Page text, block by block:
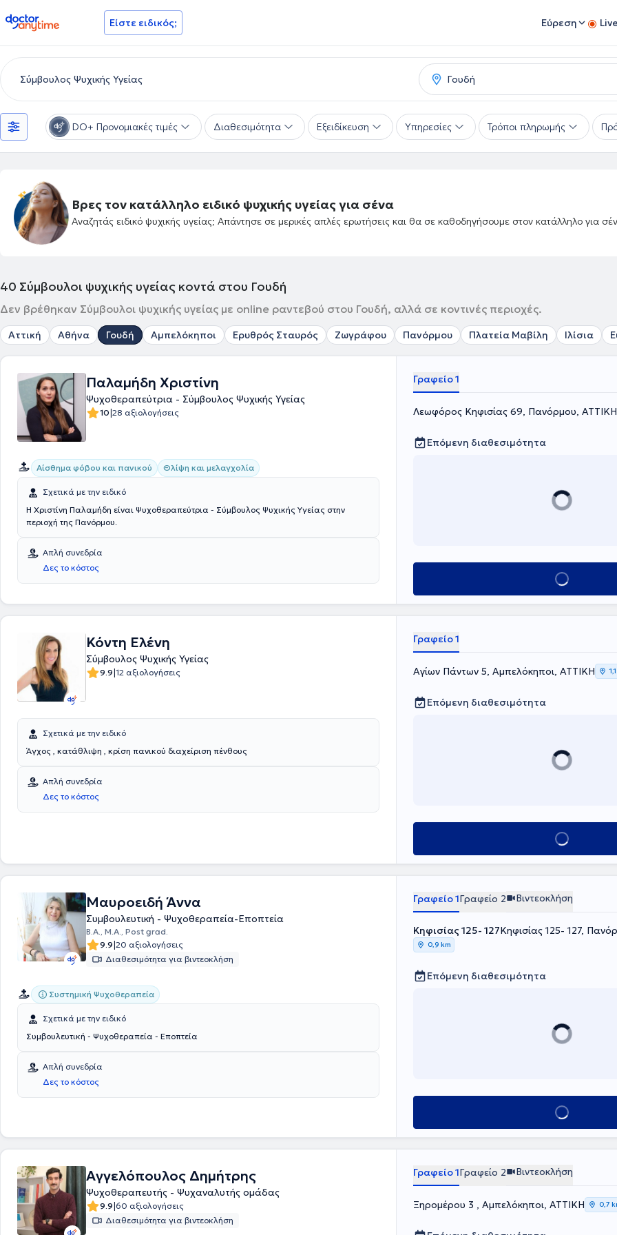
doctoranytime Είστε ειδικός; Εύρεση
DO+ Προνομιακές τιμές Διαθεσιμότητα Εξειδίκευση Υπηρεσίες Τρόποι πληρωμής
Βρες τον κατάλληλο ειδικό ψυχικής υγείας για σένα
Αναζητάς ειδικό ψυχικής υγείας; Απάντησε σε μερικές απλές ερωτήσεις και θα σε καθοδηγήσουμε στον κατάλληλο για
40 Σύμβουλοι ψυχικής υγείας κοντά στου Γουδή
Δεν βρέθηκαν Σύμβουλοι ψυχικής υγείας με online ραντεβού στου Γουδή, αλλά σε κοντινές περιοχές.
Αττική Αθήνα Γουδή Αμπελόκηποι Ερυθρός Σταυρός Ζωγράφου Πανόρμου Πλατεία Μαβίλη Ιλίσια
Παλαμήδη Χριστίνη
Ψυχοθεραπεύτρια - Σύμβουλος Ψυχικής Υγείας
10|28 αξιολογήσεις
Αίσθημα φόβου και πανικού Θλίψη και μελαγχολία
Σχετικά με την ειδικό
Η Χριστίνη Παλαμήδη είναι Ψυχοθεραπεύτρια - Σύμβουλος Ψυχικής Υγείας στην
περιοχή της Πανόρμου.
Απλή συνεδρία
Δες το κόστος
Γραφείο 1
Λεωφόρος Κηφισίας 69, Πανόρμου, ΑΤΤΙΚΗ
Επόμενη διαθεσιμότητα
Κλείσε ραντεβού
Κόντη Ελένη
Σύμβουλος Ψυχικής Υγείας
9.9|12 αξιολογήσεις
Σχετικά με την ειδικό
Άγχος , κατάθλιψη , κρίση πανικού διαχείριση πένθους
Απλή συνεδρία
Δες το κόστος
Γραφείο 1
Αγίων Πάντων 5, Αμπελόκηποι, ΑΤΤΙΚΗ
Επόμενη διαθεσιμότητα
Κλείσε ραντεβού
Μαυροειδή Άννα
Συμβουλευτική - Ψυχοθεραπεία-Εποπτεία
B.A., Μ.Α., Post grad.
9.9|20 αξιολογήσεις
Διαθεσιμότητα για βιντεοκλήση
Συστημική Ψυχοθεραπεία
Σχετικά με την ειδικό
Συμβουλευτική - Ψυχοθεραπεία - Εποπτεία
Απλή συνεδρία
Δες το κόστος
Γραφείο 1Γραφείο 2 Βιντεοκλήση
Κηφισίας 125- 127Κηφισίας 125- 127,
0,9 km
Επόμενη διαθεσιμότητα
Κλείσε ραντεβού
Αγγελόπουλος Δημήτρης
Ψυχοθεραπευτής - Ψυχαναλυτής ομάδας
9.9|60 αξιολογήσεις
Διαθεσιμότητα για βιντεοκλήση
Γραφείο 1Γραφείο 2 Βιντεοκλήση
Ξηρομέρου 3 , Αμπελόκηποι, ΑΤΤΙΚΗ 0,7